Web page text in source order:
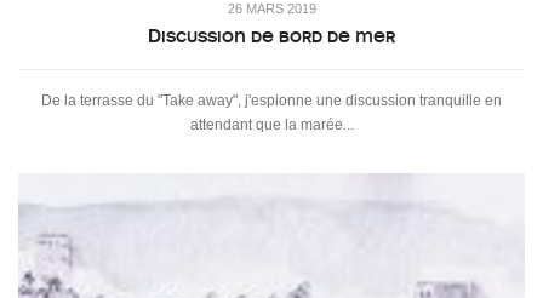
26 MARS 2019
Discussion de bord de mer
De la terrasse du "Take away", j'espionne une discussion tranquille en
attendant que la marée...